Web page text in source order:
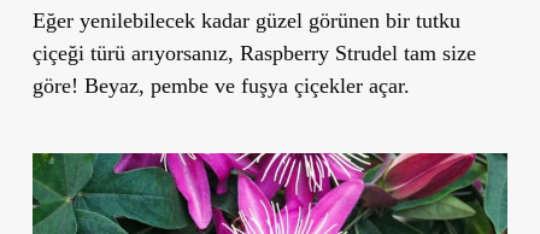
Eğer yenilebilecek kadar güzel görünen bir tutku
çiçeği türü arıyorsanız, Raspberry Strudel tam size
göre! Beyaz, pembe ve fuşya çiçekler açar.